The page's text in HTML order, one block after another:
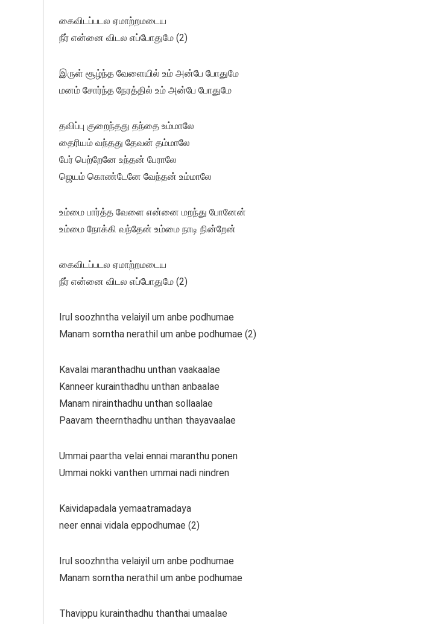
கைவிடப்படல ஏமாற்றமடைய
நீர் என்னை விடல எப்போதுமே (2)
இருள் சூழ்ந்த வேளையில் உம் அன்பே போதுமே
மனம் சோர்ந்த நேரத்தில் உம் அன்பே போதுமே
தவிப்பு குறைந்தது தந்தை உம்மாலே
தைரியம் வந்தது தேவன் தம்மாலே
பேர் பெற்றேனே உந்தன் பேராலே
ஜெயம் கொண்டேனே வேந்தன் உம்மாலே
உம்மை பார்த்த வேளை என்னை மறந்து போனேன்
உம்மை நோக்கி வந்தேன் உம்மை நாடி நின்றேன்
கைவிடப்படல ஏமாற்றமடைய
நீர் என்னை விடல எப்போதுமே (2)
Irul soozhntha velaiyil um anbe podhumae
Manam sorntha nerathil um anbe podhumae (2)
Kavalai maranthadhu unthan vaakaalae
Kanneer kurainthadhu unthan anbaalae
Manam nirainthadhu unthan sollaalae
Paavam theernthadhu unthan thayavaalae
Ummai paartha velai ennai maranthu ponen
Ummai nokki vanthen ummai nadi nindren
Kaividapadala yemaatramadaya
neer ennai vidala eppodhumae (2)
Irul soozhntha velaiyil um anbe podhumae
Manam sorntha nerathil um anbe podhumae
Thavippu kurainthadhu thanthai umaalae